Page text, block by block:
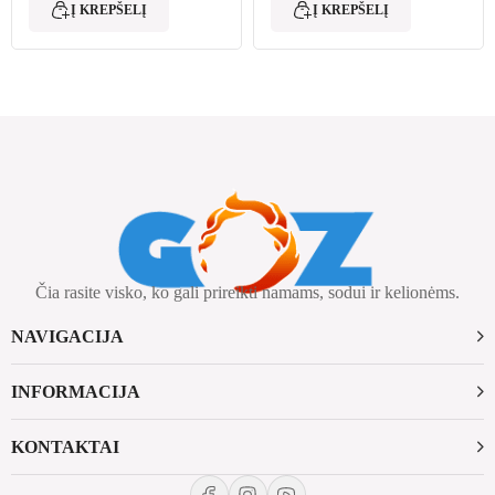
Į KREPŠELĮ Į KREPŠELĮ
Čia rasite visko, ko gali prireikti namams, sodui ir kelionėms.
NAVIGACIJA
INFORMACIJA
KONTAKTAI